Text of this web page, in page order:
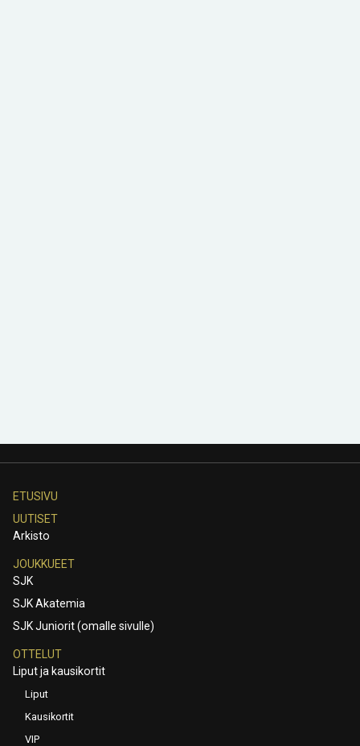
ETUSIVU
UUTISET
Arkisto
JOUKKUEET
SJK
SJK Akatemia
SJK Juniorit (omalle sivulle)
OTTELUT
Liput ja kausikortit
Liput
Kausikortit
VIP